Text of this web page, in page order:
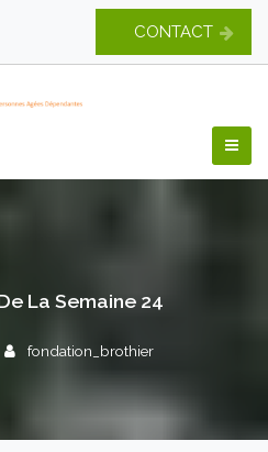
CONTACT
La Semaine 24
fondation_brothier